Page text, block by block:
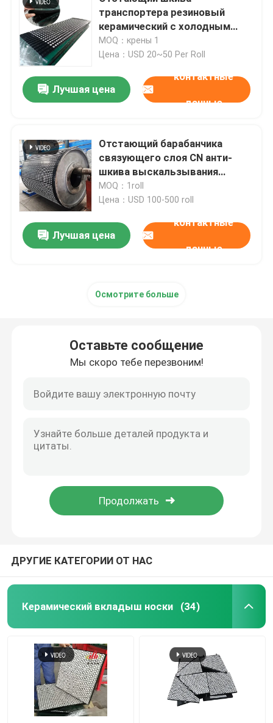
Продукт полиуретана
Керамические плитки носки
Уборщик конвейерной ленты
транспортера резиновый
керамический с холодным
вулканизируя связующим
слоем Cn
MOQ：крены 1
Цена：USD 20~50 Per Roll
Лучшая цена
контактные
данные
Отстающий барабанчика
связующего слоя CN анти-
шкива выскальзывания
износоустойчивого
керамического запаздывая
MOQ：1roll
Цена：USD 100-500 roll
Лучшая цена
контактные
данные
Осмотрите больше
Оставьте сообщение
Мы скоро тебе перезвоним!
ДРУГИЕ КАТЕГОРИИ ОТ НАС
Керамический вкладыш носки (34)